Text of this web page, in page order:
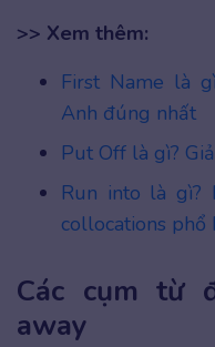
>> Xem thêm:
First Name là
Anh đúng nhất
Put Off là gì?
Run into là gì?
collocations phổ
Các cụm từ
away